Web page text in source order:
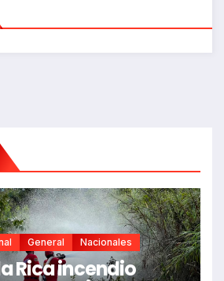
General Nacionales
Rica incendio